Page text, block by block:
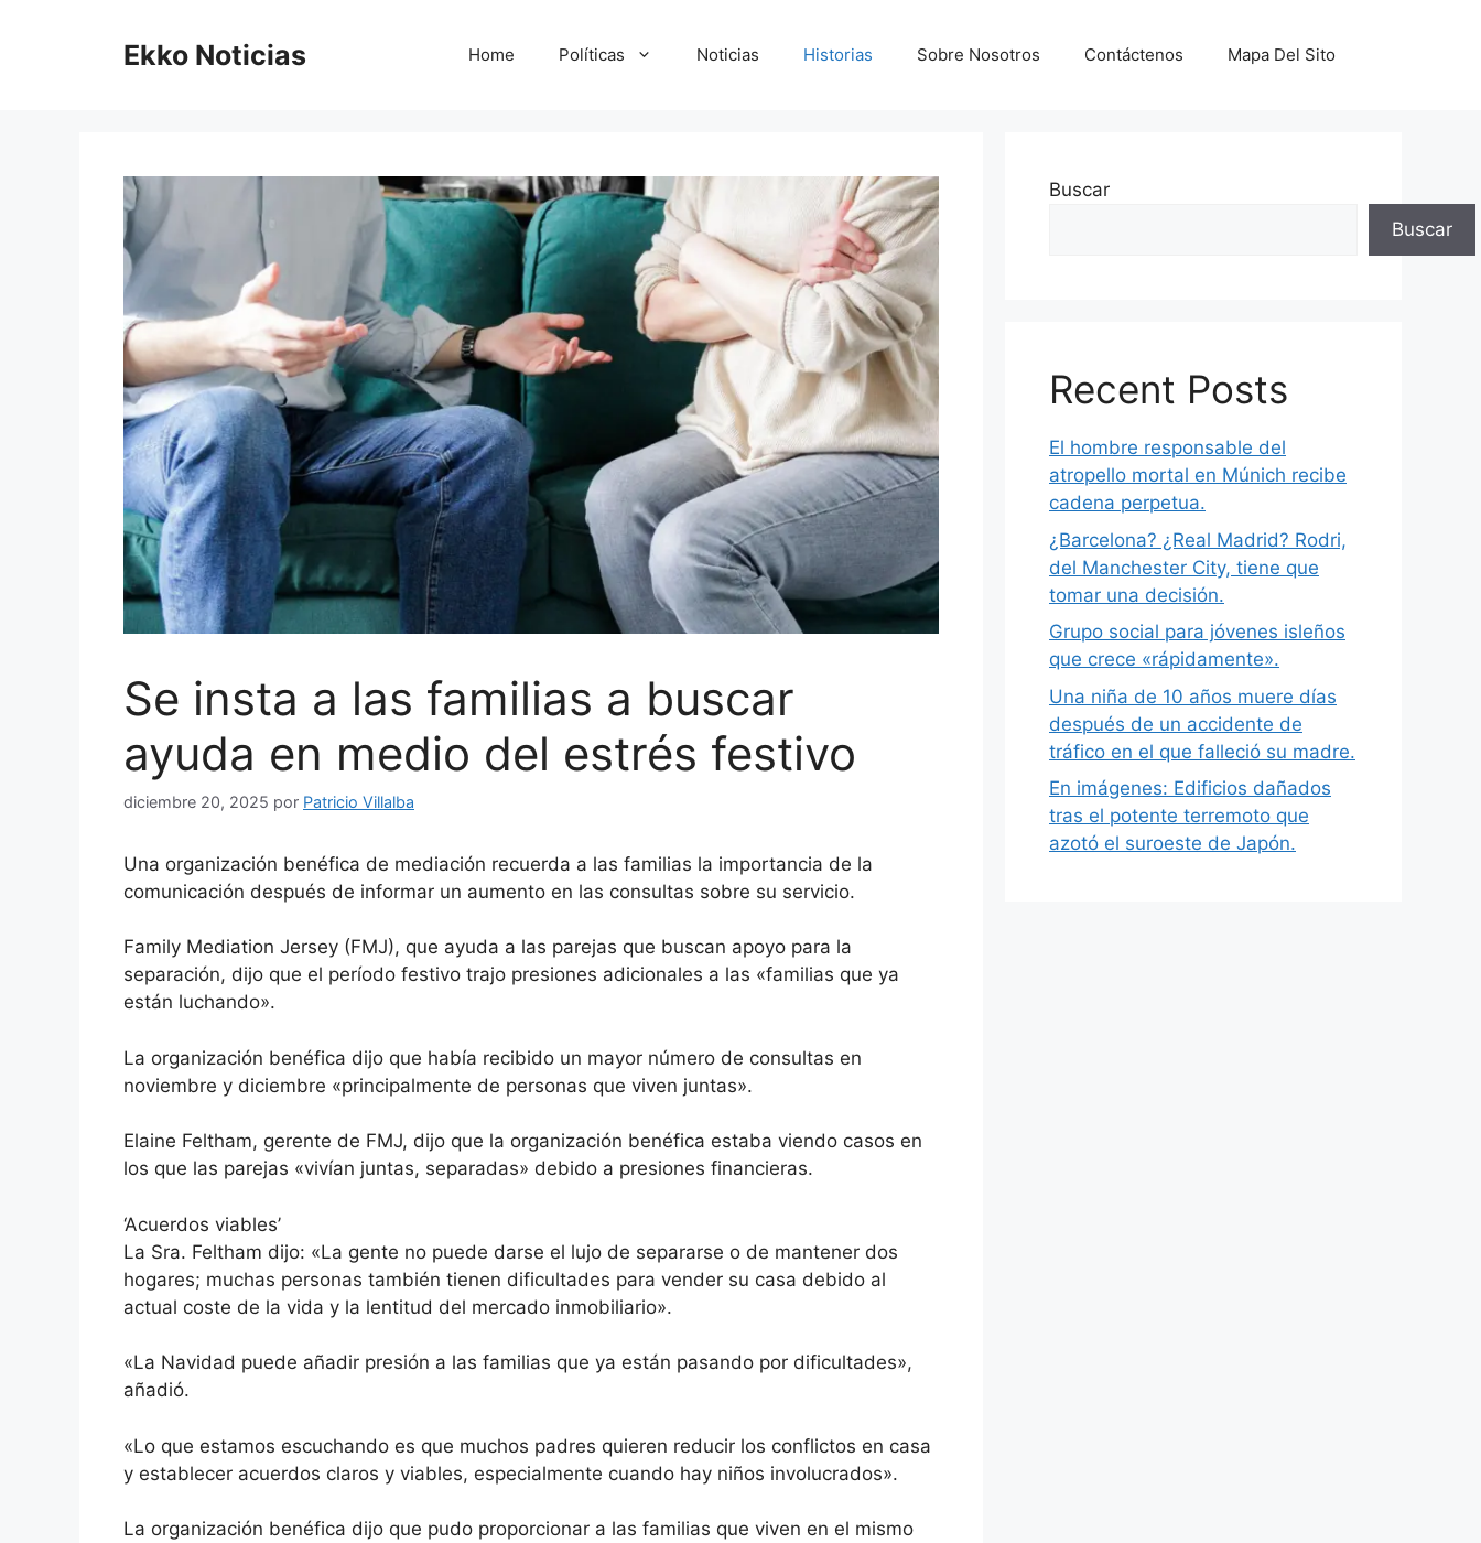
Ekko Noticias Home Políticas Noticias Historias Sobre Nosotros Contáctenos Mapa Del Sito
Se insta a las familias a buscar
ayuda en medio del estrés festivo
diciembre 20, 2025 por Patricio Villalba
Una organización benéfica de mediación recuerda a las familias la importancia de la
comunicación después de informar un aumento en las consultas sobre su servicio.
Family Mediation Jersey (FMJ), que ayuda a las parejas que buscan apoyo para la
separación, dijo que el período festivo trajo presiones adicionales a las «familias que ya
están luchando».
La organización benéfica dijo que había recibido un mayor número de consultas en
noviembre y diciembre «principalmente de personas que viven juntas».
Elaine Feltham, gerente de FMJ, dijo que la organización benéfica estaba viendo casos en
los que las parejas «vivían juntas, separadas» debido a presiones financieras.
‘Acuerdos viables’
La Sra. Feltham dijo: «La gente no puede darse el lujo de separarse o de mantener dos
hogares; muchas personas también tienen dificultades para vender su casa debido al
actual coste de la vida y la lentitud del mercado inmobiliario».
«La Navidad puede añadir presión a las familias que ya están pasando por dificultades»,
añadió.
«Lo que estamos escuchando es que muchos padres quieren reducir los conflictos en casa
y establecer acuerdos claros y viables, especialmente cuando hay niños involucrados».
La organización benéfica dijo que pudo proporcionar a las familias que viven en el mismo
Buscar
Buscar
Recent Posts
El hombre responsable del
atropello mortal en Múnich recibe
cadena perpetua.
¿Barcelona? ¿Real Madrid? Rodri,
del Manchester City, tiene que
tomar una decisión.
Grupo social para jóvenes isleños
que crece «rápidamente».
Una niña de 10 años muere días
después de un accidente de
tráfico en el que falleció su madre.
En imágenes: Edificios dañados
tras el potente terremoto que
azotó el suroeste de Japón.